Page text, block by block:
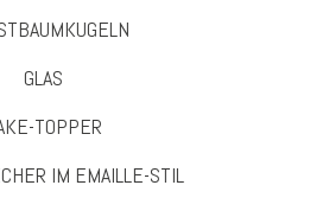
GLAS
TOPPER
IM EMAILLE-STIL